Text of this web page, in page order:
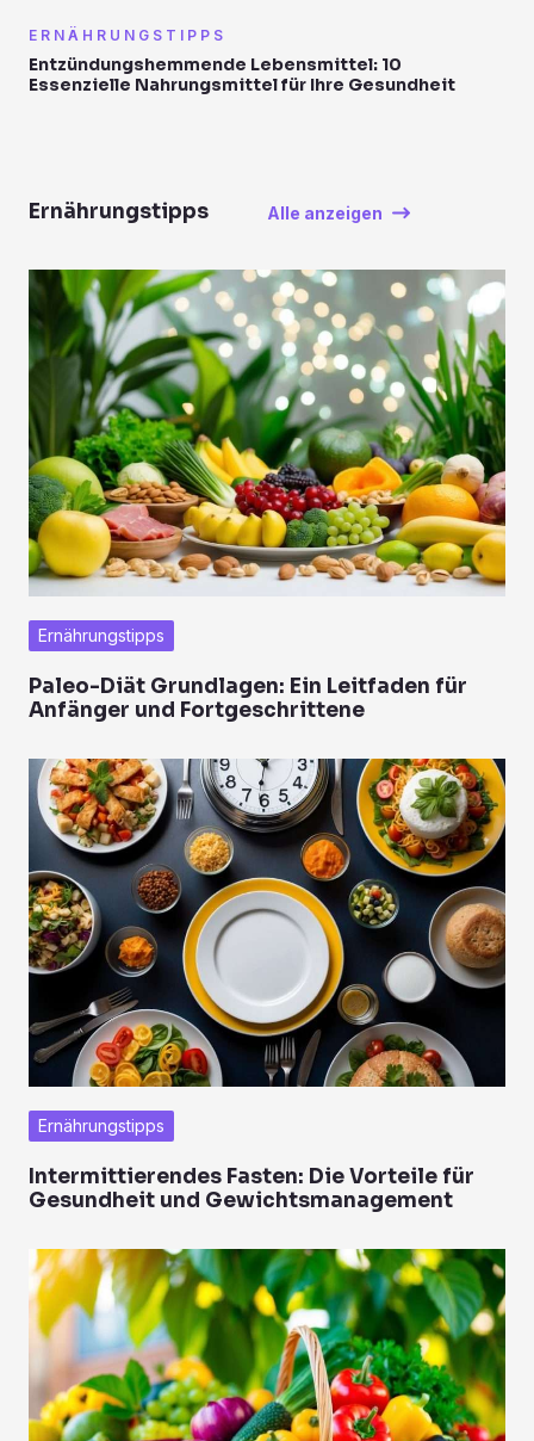
ERNÄHRUNGSTIPPS
Entzündungshemmende Lebensmittel: 10
Essenzielle Nahrungsmittel für Ihre Gesundheit
Ernährungstipps Alle anzeigen
Ernährungstipps
Paleo-Diät Grundlagen: Ein Leitfaden für
Anfänger und Fortgeschrittene
Ernährungstipps
Intermittierendes Fasten: Die Vorteile für
Gesundheit und Gewichtsmanagement